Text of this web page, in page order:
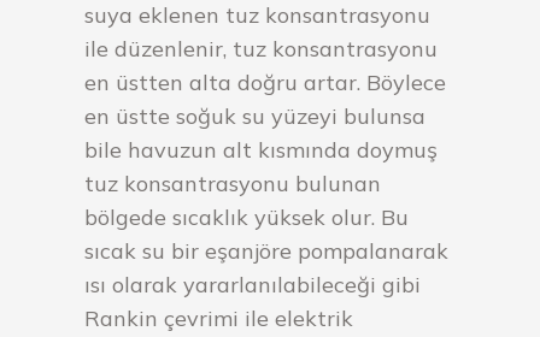
suya eklenen tuz konsantrasyonu
ile düzenlenir, tuz konsantrasyonu
en üstten alta doğru artar. Böylece
en üstte soğuk su yüzeyi bulunsa
bile havuzun alt kısmında doymuş
tuz konsantrasyonu bulunan
bölgede sıcaklık yüksek olur. Bu
sıcak su bir eşanjöre pompalanarak
ısı olarak yararlanılabileceği gibi
Rankin çevrimi ile elektrik